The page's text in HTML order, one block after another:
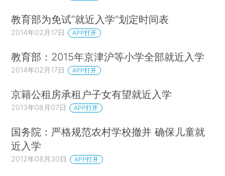
教育部为免试“就近入学”划定时间表
2014年02月17日 APP打开
教育部：2015年京津沪等小学全部就近入学
2014年02月17日 APP打开
京籍公租房承租户子女有望就近入学
2013年08月07日 APP打开
国务院：严格规范农村学校撤并 确保儿童就
近入学
2012年08月30日 APP打开